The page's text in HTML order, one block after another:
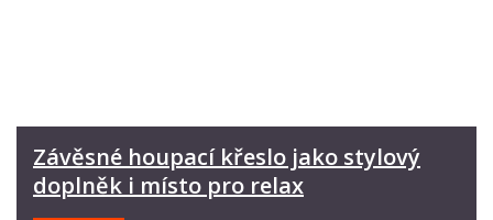
Závěsné houpací křeslo jako stylový
doplněk i místo pro relax